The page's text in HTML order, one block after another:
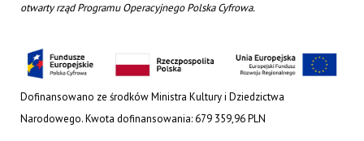
otwarty rząd Programu Operacyjnego Polska Cyfrowa.
Dofinansowano ze środków Ministra Kultury i Dziedzictwa
Narodowego. Kwota dofinansowania: 679 359,96 PLN